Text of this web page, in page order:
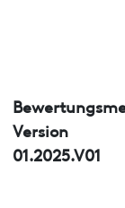
Version
01.2025.V01